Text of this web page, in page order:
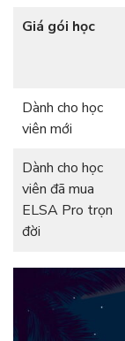
Giá gói học
Dành cho học
viên mới
Dành cho học
viên đã mua
ELSA Pro trọn
đời